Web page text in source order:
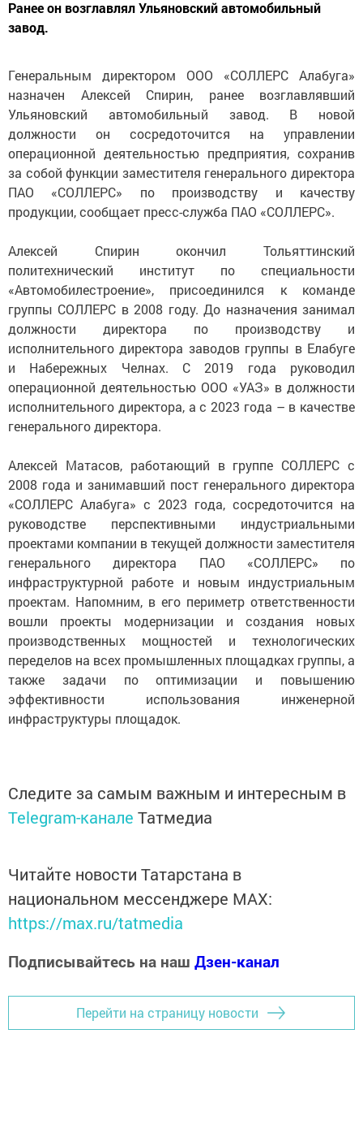
Ранее он возглавлял Ульяновский автомобильный
завод.
Генеральным директором ООО «СОЛЛЕРС Алабуга»
назначен Алексей Спирин, ранее возглавлявший
Ульяновский автомобильный завод. В новой
должности он сосредоточится на управлении
операционной деятельностью предприятия, сохранив
за собой функции заместителя генерального директора
ПАО «СОЛЛЕРС» по производству и качеству
продукции, сообщает пресс-служба ПАО «СОЛЛЕРС».
Алексей Спирин окончил Тольяттинский
политехнический институт по специальности
«Автомобилестроение», присоединился к команде
группы СОЛЛЕРС в 2008 году. До назначения занимал
должности директора по производству и
исполнительного директора заводов группы в Елабуге
и Набережных Челнах. С 2019 года руководил
операционной деятельностью ООО «УАЗ» в должности
исполнительного директора, а с 2023 года – в качестве
генерального директора.
Алексей Матасов, работающий в группе СОЛЛЕРС с
2008 года и занимавший пост генерального директора
«СОЛЛЕРС Алабуга» с 2023 года, сосредоточится на
руководстве перспективными индустриальными
проектами компании в текущей должности заместителя
генерального директора ПАО «СОЛЛЕРС» по
инфраструктурной работе и новым индустриальным
проектам. Напомним, в его периметр ответственности
вошли проекты модернизации и создания новых
производственных мощностей и технологических
переделов на всех промышленных площадках группы, а
также задачи по оптимизации и повышению
эффективности использования инженерной
инфраструктуры площадок.
Следите за самым важным и интересным в
Telegram-канале Татмедиа
Читайте новости Татарстана в
национальном мессенджере MАХ:
https://max.ru/tatmedia
Подписывайтесь на наш Дзен-канал
Перейти на страницу новости